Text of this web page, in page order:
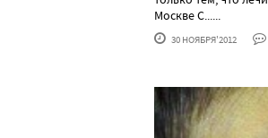
Москве С......
30 НОЯБРЯ'2012